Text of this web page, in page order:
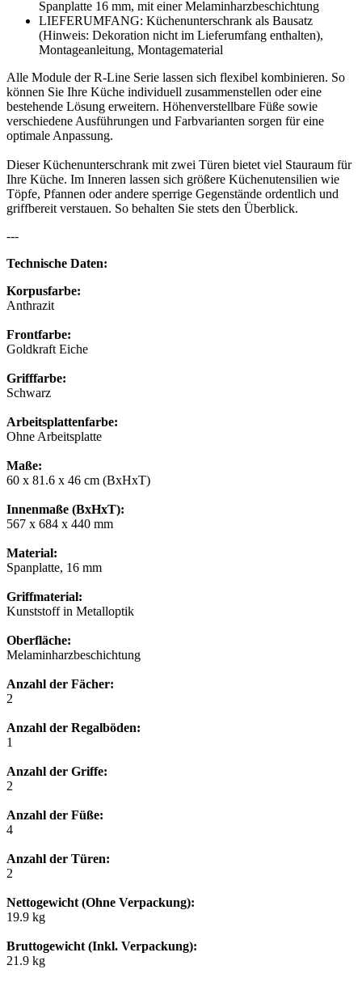
Spanplatte 16 mm, mit einer Melaminharzbeschichtung
LIEFERUMFANG: Küchenunterschrank als Bausatz
(Hinweis: Dekoration nicht im Lieferumfang enthalten),
Montageanleitung, Montagematerial
Alle Module der R-Line Serie lassen sich flexibel kombinieren. So
können Sie Ihre Küche individuell zusammenstellen oder eine
bestehende Lösung erweitern. Höhenverstellbare Füße sowie
verschiedene Ausführungen und Farbvarianten sorgen für eine
optimale Anpassung.
Dieser Küchenunterschrank mit zwei Türen bietet viel Stauraum für
Ihre Küche. Im Inneren lassen sich größere Küchenutensilien wie
Töpfe, Pfannen oder andere sperrige Gegenstände ordentlich und
griffbereit verstauen. So behalten Sie stets den Überblick.
---
Technische Daten:
Korpusfarbe:
Anthrazit
Frontfarbe:
Goldkraft Eiche
Grifffarbe:
Schwarz
Arbeitsplattenfarbe:
Ohne Arbeitsplatte
Maße:
60 x 81.6 x 46 cm (BxHxT)
Innenmaße (BxHxT):
567 x 684 x 440 mm
Material:
Spanplatte, 16 mm
Griffmaterial:
Kunststoff in Metalloptik
Oberfläche:
Melaminharzbeschichtung
Anzahl der Fächer:
2
Anzahl der Regalböden:
1
Anzahl der Griffe:
2
Anzahl der Füße:
4
Anzahl der Türen:
2
Nettogewicht (Ohne Verpackung):
19.9 kg
Bruttogewicht (Inkl. Verpackung):
21.9 kg